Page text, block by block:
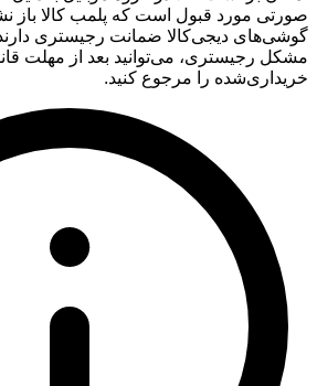
صورتی مورد قبول است که پلمب کالا باز
گوشی‌های دیجی‌کالا ضمانت رجیستری
خریداری‌شده را مرجوع کنید.